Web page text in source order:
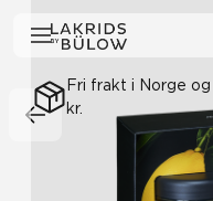
Fri frakt i Norge
kr.